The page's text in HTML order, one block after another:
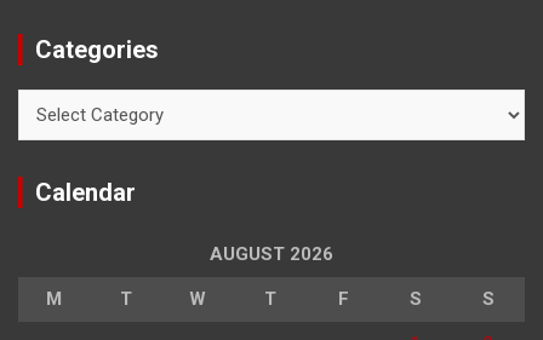
Categories
Calendar
AUGUST 2026
M T W T F S S